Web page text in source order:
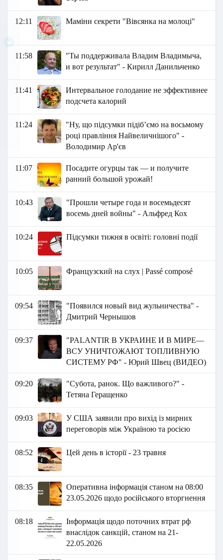
12:11 Маміни секрети "Вівсянка на молоці"
11:58
"Ты поддерживала Владим Владимыча,
и вот результат" - Кирилл Данильченко
11:41
Интервальное голодание не эффективнее
подсчета калорий
11:24
"Ну, що підсумки підібʼємо на восьмому
році правління Найвеличнішого" -
Володимир Ар'єв
11:07
Посадите огурцы так — и получите
ранний большой урожай!
10:43
"Прошли четыре года и восемьдесят
восемь дней войны" - Альфред Кох
10:24 Підсумки тижня в освіті: головні події
10:05 Французский на слух | Passé composé
09:54
"Появился новый вид жульничества" -
Дмитрий Чернышов
09:37
"PALANTIR В УКРАИНЕ И В МИРЕ—
ВСУ УНИЧТОЖАЮТ ТОПЛИВНУЮ
СИСТЕМУ РФ" - Юрий Швец (ВИДЕО)
09:20
"Субота, ранок. Що важливого?" -
Тетяна Геращенко
09:03
У США заявили про вихід із мирних
переговорів між Україною та росією
08:52 Цей день в історії - 23 травня
08:35
Оперативна інформація станом на 08:00
23.05.2026 щодо російського вторгнення
08:18
Інформація щодо поточних втрат рф
внаслідок санкцій, станом на 21-
22.05.2026​